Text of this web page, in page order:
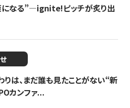
なる”—ignite!ピッチが炙り出
は、まだ誰も見たことがない“新
カンファ...